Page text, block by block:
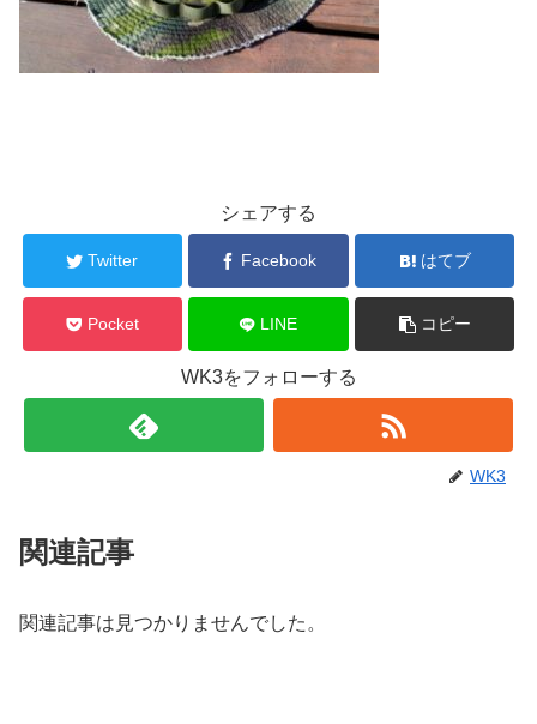
シェアする
Twitter Facebook はてブ
Pocket LINE コピー
WK3をフォローする
WK3
関連記事
関連記事は見つかりませんでした。